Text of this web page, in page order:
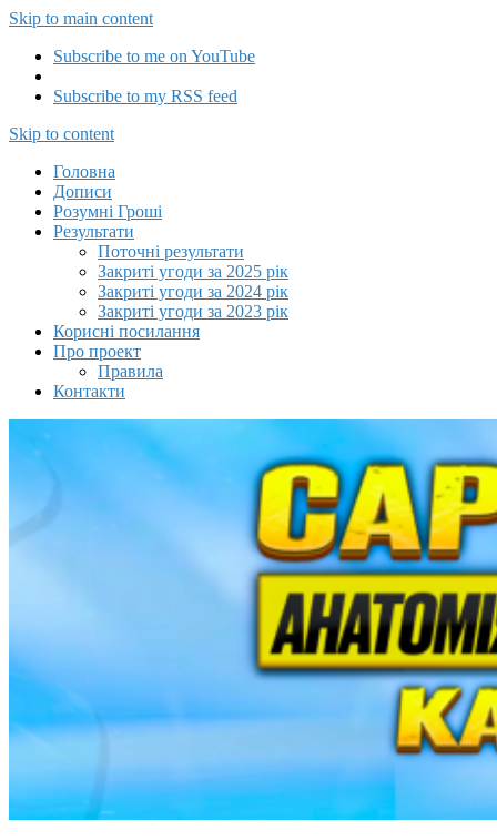
Skip to main content
Subscribe to me on YouTube
Subscribe to my RSS feed
Capitalizator UA
Skip to content
Головна
Дописи
Розумні Гроші
Результати
Поточні результати
Закриті угоди за 2025 рік
Закриті угоди за 2024 рік
Закриті угоди за 2023 рік
Корисні посилання
Про проект
Правила
Контакти